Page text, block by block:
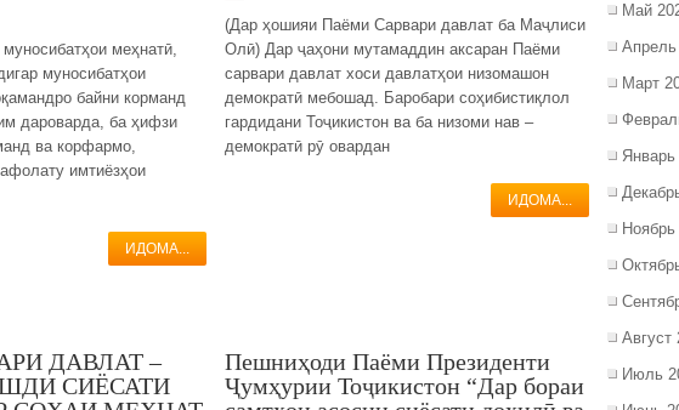
меҳнатӣ,
муносибатҳои
байни корманд
дароварда, ба ҳифзи
ва корфармо,
имтиёзҳои
ИДОМА...
(Дар ҳошияи Паёми Сарвари давлат ба Маҷлиси
Олӣ) Дар ҷаҳони мутамаддин аксаран Паёми
сарвари давлат хоси давлатҳои низомашон
демократӣ мебошад. Баробари соҳибистиқлол
гардидани Тоҷикистон ва ба низоми нав –
демократӣ рӯ овардан
ИДОМА...
ДАВЛАТ –
СИЁСАТИ
Пешниҳоди Паёми Президенти
Ҷумҳурии Тоҷикистон “Дар бораи
Май
Апрель
Март
Январь
Август
Июль